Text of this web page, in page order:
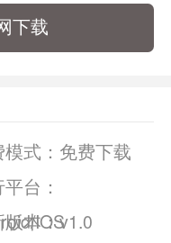
下载
式： 免费下载
台：
IOS
本：v1.0